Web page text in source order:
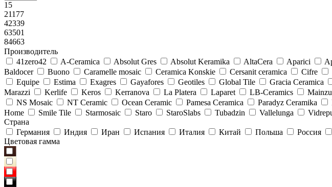
15
21177
42339
63501
84663
Производитель
41zero42
A-Ceramica Absolut Gres Absolut Keramika AltaCera Aparici
Baldocer
Buono Caramelle mosaic Ceramica Konskie Cersanit ceramica Cifre
Equipe
Estima Exagres Gayafores Geotiles Global Tile Gracia Ceramica
Marazzi
Kerlife Keros Kerranova La Platera Laparet LB-Ceramics Mainzu
NS Mosaic
NT Ceramic Ocean Ceramic Pamesa Ceramica Paradyz Сeramika
Home
Smile Tile Starmosaic Staro StaroSlabs Tubadzin Vallelunga
Страна
Германия
Индия Иран Испания Италия Китай Польша Россия
Цветовая гамма